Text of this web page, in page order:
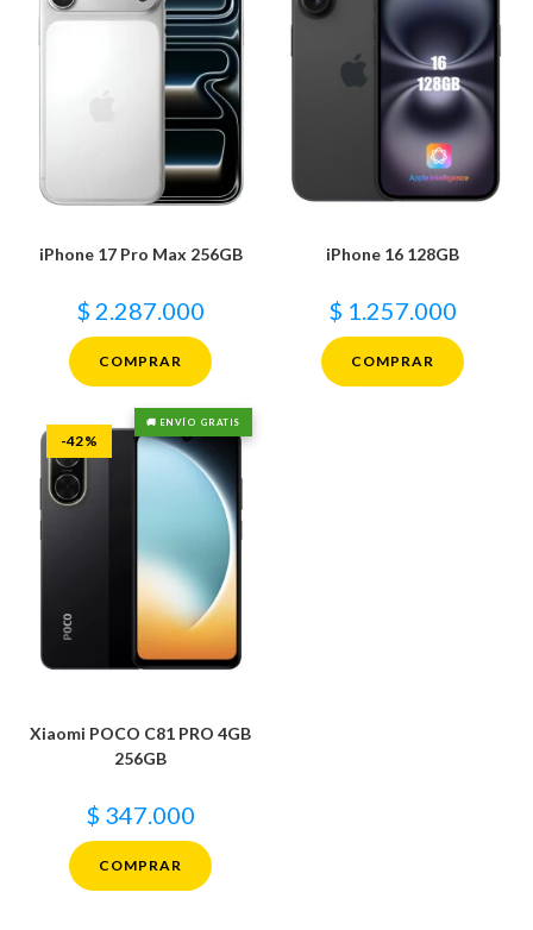
iPhone 17 Pro Max 256GB
$ 2.287.000
COMPRAR
iPhone 16 128GB
$ 1.257.000
COMPRAR
🚚 ENVÍO GRATIS
-42%
Xiaomi POCO C81 PRO 4GB
256GB
$ 347.000
COMPRAR